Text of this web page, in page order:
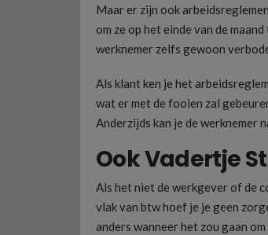
Maar er zijn ook
om ze op het einde van de
werknemer zelfs gewoon
Als klant ken je het
wat er met de fooien zal
Anderzijds kan je de werknemer
Ook Vadertje
Als het niet de werkgever of de
vlak van btw hoef je je geen
anders wanneer het zou gaan